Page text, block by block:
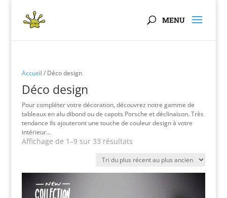
Accueil / Déco design
Déco design
Pour compléter votre décoration, découvrez notre gamme de
tableaux en alu dibond ou de capots Porsche et déclinaison. Très
tendance ils ajouteront une touche de couleur design à votre
intérieur…
Affichage de 1–9 sur 33 résultatsTrié
plus